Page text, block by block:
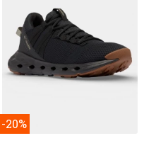
-20%